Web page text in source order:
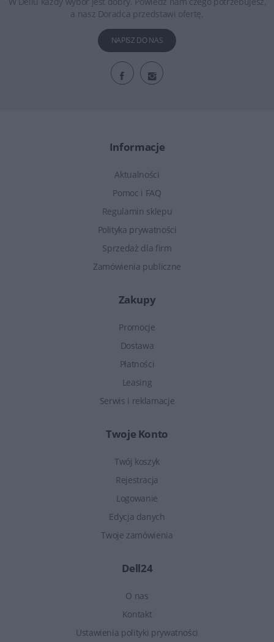
a nasz Doradca przedstawi ofertę.
NAPISZ DO NAS
Informacje
Aktualności
Pomoc i FAQ
Regulamin sklepu
Polityka prywatności
Sprzedaż dla firm
Zamówienia publiczne
Zakupy
Promocje
Dostawa
Płatności
Leasing
Serwis i reklamacje
Twoje Konto
Twój koszyk
Rejestracja
Logowanie
Edycja danych
Twoje zamówienia
Dell24
O nas
Kontakt
Ustawienia polityki prywatności